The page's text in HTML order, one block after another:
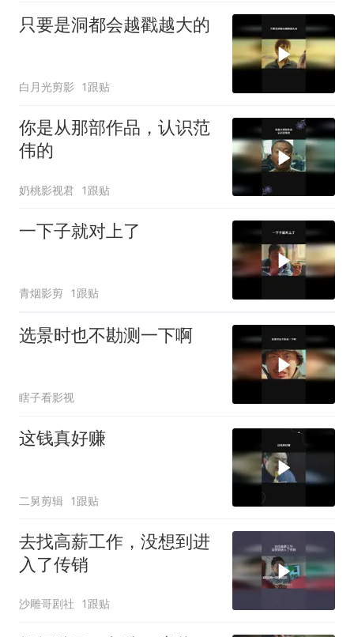
只要是洞都会越戳越大的
白月光剪影 1跟贴
你是从那部作品，认识范
伟的
奶桃影视君 1跟贴
一下子就对上了
青烟影剪 1跟贴
选景时也不勘测一下啊
瞎子看影视
这钱真好赚
二舅剪辑 1跟贴
去找高薪工作，没想到进
入了传销
沙雕哥剧社 1跟贴